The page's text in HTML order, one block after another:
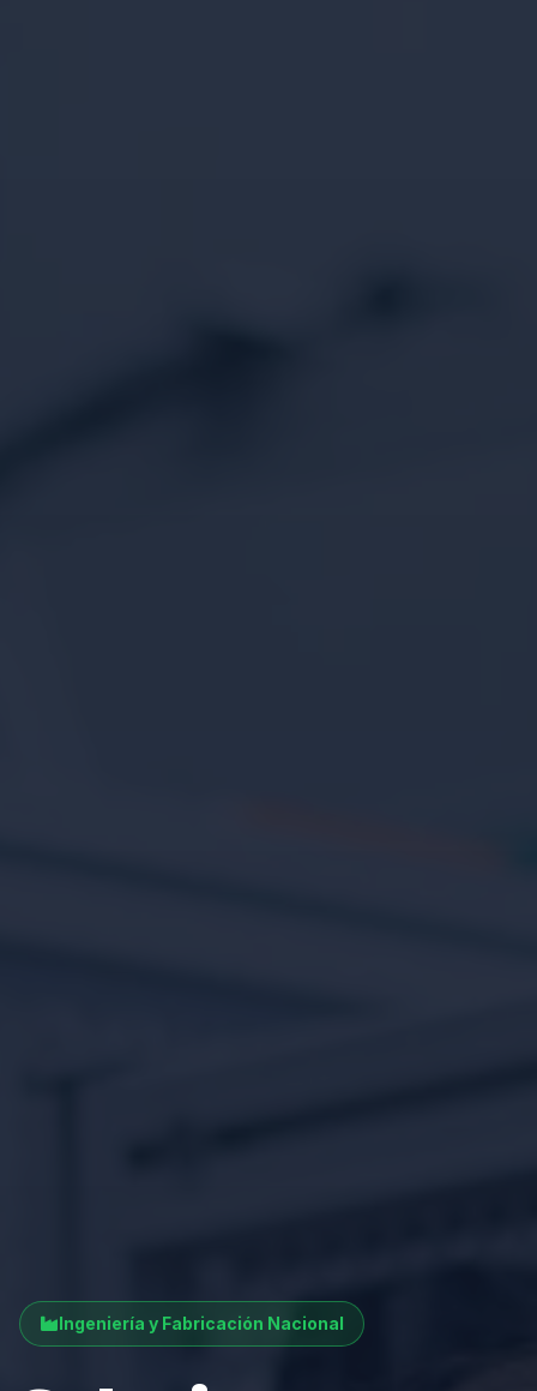
Ingeniería y Fabricación Nacional